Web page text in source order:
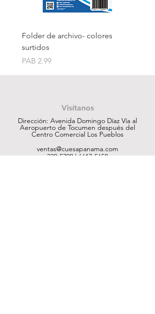
Folder de archivo- colores
surtidos
Price
PAB 2.99
Visítanos
Dirección: Avenida Domingo Díaz Vía al
Aeropuerto de Tocumen después del
Centro Comercial Los Pueblos
ventas@cuesapanama.com
220-5790|6617-5658